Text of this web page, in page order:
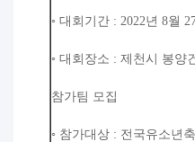
◦ 대회기간 : 2022년 8월
◦ 대회장소 : 제천시 봉양
참가팀 모집
◦ 참가대상 : 전국유소년